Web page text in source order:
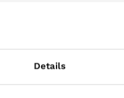
Details
m² geschaffen.
einem Aufzug
Abstellräumen. Im
der Freifläche. Der
den Bereich vor Lärm,